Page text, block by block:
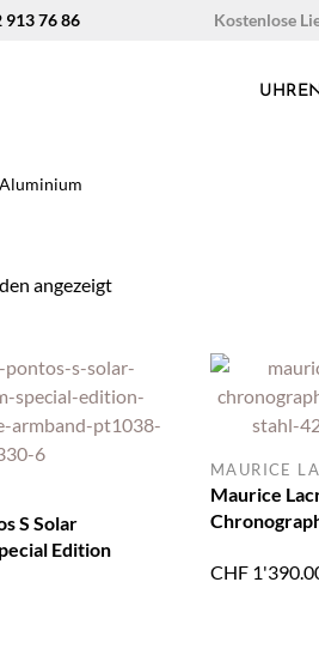
913 76 86 Kostenlose
angezeigtNach
S Solar
Edition
Maurice
MAURICE
CHF